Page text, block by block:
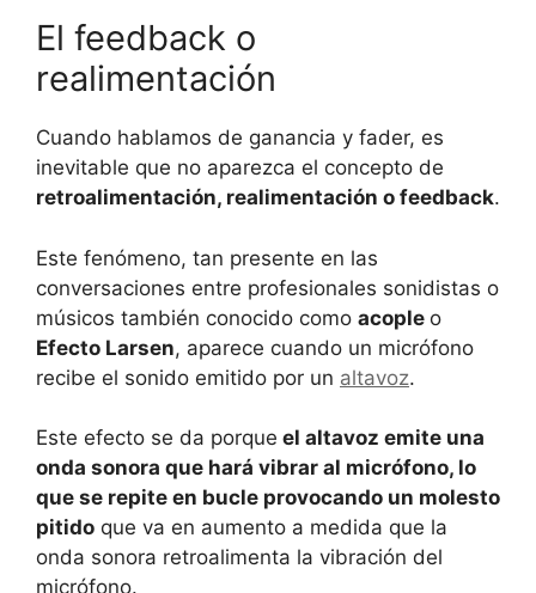
El feedback o
realimentación
Cuando hablamos de ganancia y fader, es
inevitable que no aparezca el concepto de
retroalimentación, realimentación o feedback.
Este fenómeno, tan presente en las
conversaciones entre profesionales sonidistas o
músicos también conocido como acople o
Efecto Larsen, aparece cuando un micrófono
recibe el sonido emitido por un altavoz.
Este efecto se da porque el altavoz emite una
onda sonora que hará vibrar al micrófono, lo
que se repite en bucle provocando un molesto
pitido que va en aumento a medida que la
onda sonora retroalimenta la vibración del
micrófono.